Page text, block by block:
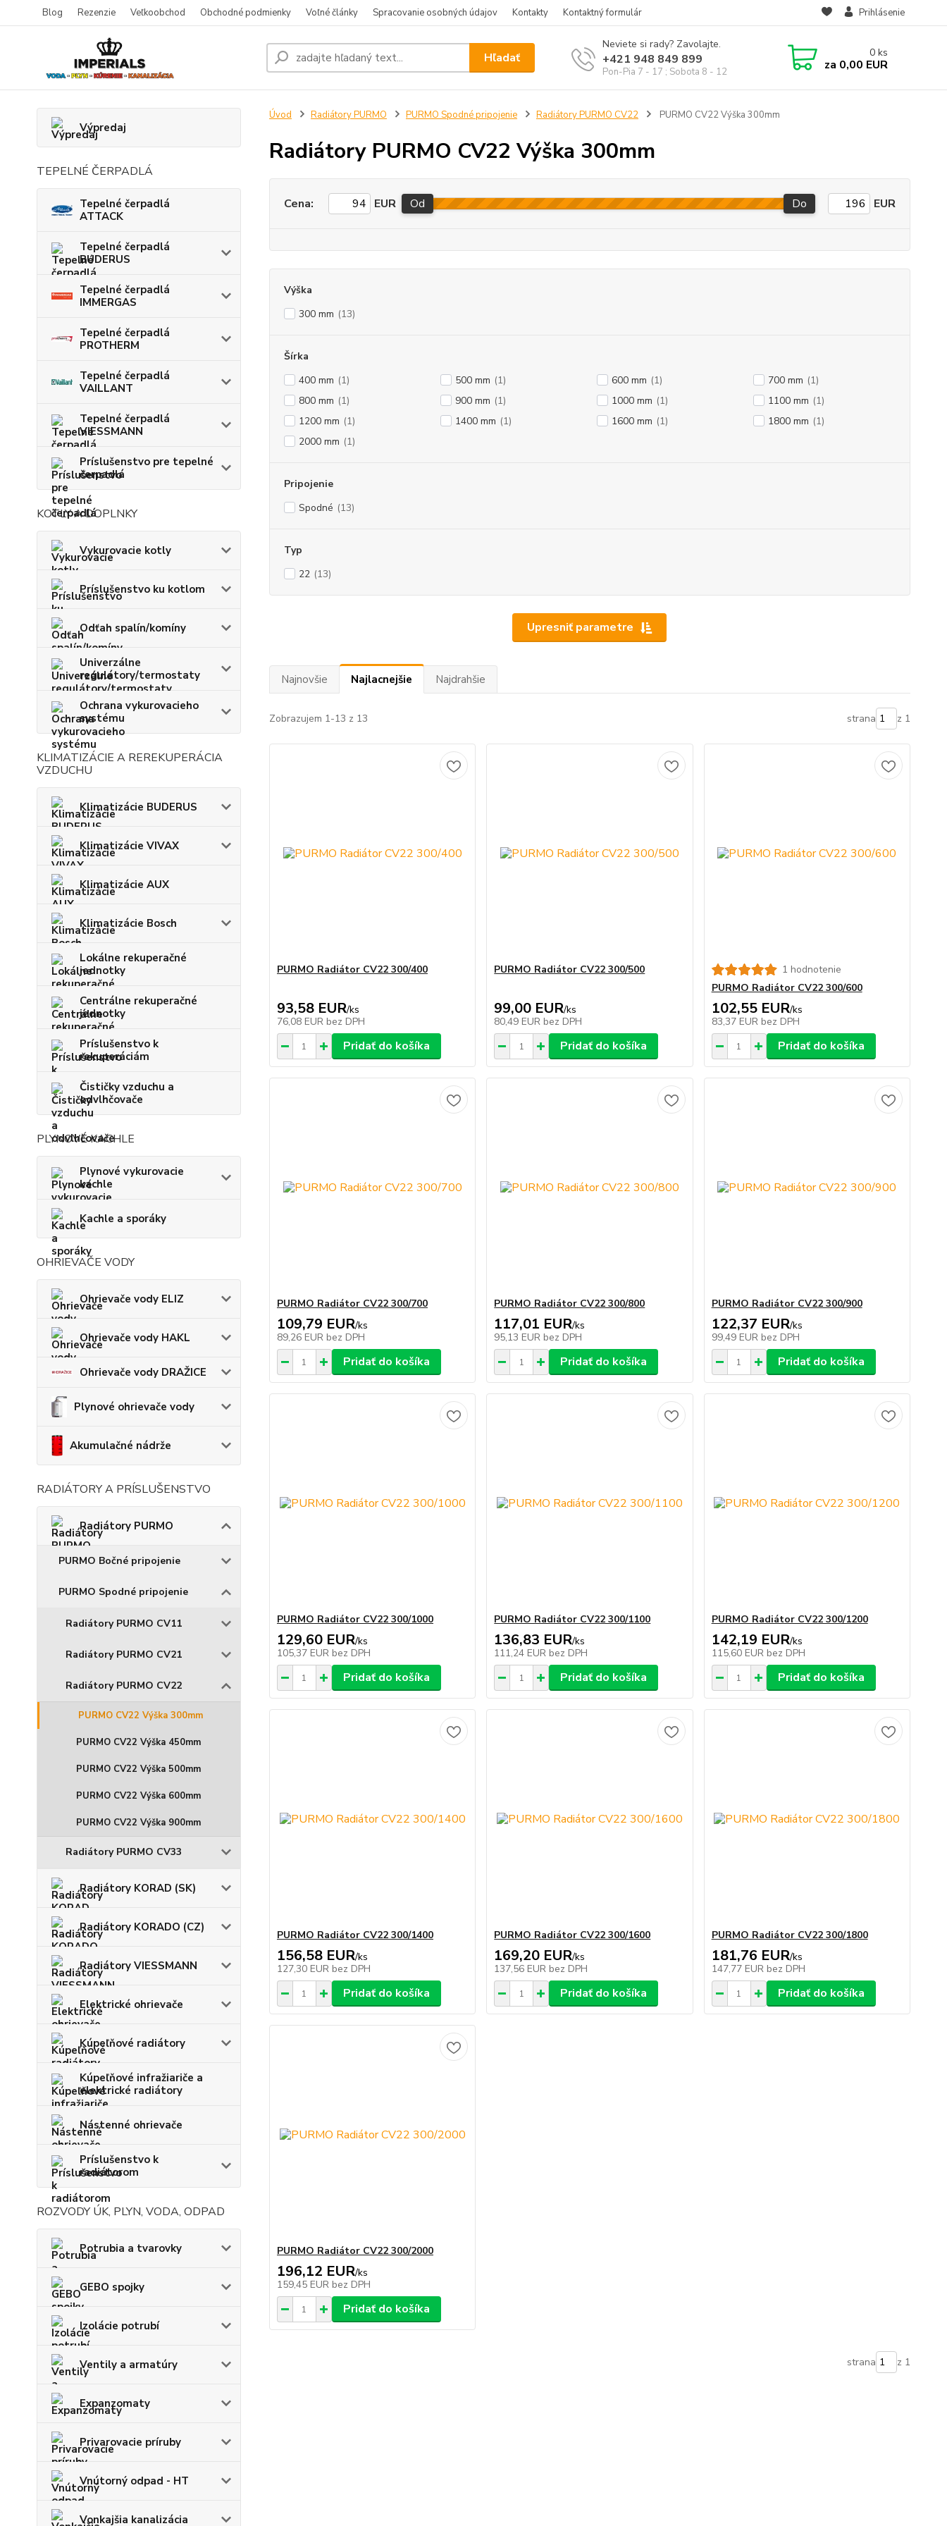
Blog Rezenzie Veľkoobchod Obchodné podmienky Voľné články Spracovanie osobných údajov Kontakty Kontaktný formulár Prihlásenie
Hľadať
Neviete si rady? Zavolajte.
+421 948 849 899
Pon-Pia 7 - 17 ; Sobota 8 - 12
0 ks
za 0,00 EUR
Výpredaj
TEPELNÉ ČERPADLÁ
Tepelné čerpadlá
ATTACK
Tepelné čerpadlá
BUDERUS
Tepelné čerpadlá
IMMERGAS
Tepelné čerpadlá
PROTHERM
Tepelné čerpadlá
VAILLANT
Tepelné čerpadlá
VIESSMANN
Príslušenstvo pre tepelné
čerpadlá
KOTLY A DOPLNKY
Vykurovacie kotly
Príslušenstvo ku kotlom
Odťah spalín/komíny
Univerzálne
regulátory/termostaty
Ochrana vykurovacieho
systému
KLIMATIZÁCIE A REREKUPERÁCIA
VZDUCHU
Klimatizácie BUDERUS
Klimatizácie VIVAX
Klimatizácie AUX
Klimatizácie Bosch
Lokálne rekuperačné
jednotky
Centrálne rekuperačné
jednotky
Príslušenstvo k
rekuperáciám
Čističky vzduchu a
odvlhčovače
PLYNOVÉ KACHLE
Plynové vykurovacie
kachle
Kachle a sporáky
OHRIEVAČE VODY
Ohrievače vody ELIZ
Ohrievače vody HAKL
Ohrievače vody DRAŽICE
Plynové ohrievače vody
Akumulačné nádrže
RADIÁTORY A PRÍSLUŠENSTVO
Radiátory PURMO
PURMO Bočné pripojenie
PURMO Spodné pripojenie
Radiátory PURMO CV11
Radiátory PURMO CV21
Radiátory PURMO CV22
PURMO CV22 Výška 300mm
PURMO CV22 Výška 450mm
PURMO CV22 Výška 500mm
PURMO CV22 Výška 600mm
PURMO CV22 Výška 900mm
Radiátory PURMO CV33
Radiátory KORAD (SK)
Radiátory KORADO (CZ)
Radiátory VIESSMANN
Elektrické ohrievače
Kúpeľňové radiátory
Kúpeľňové infražiariče a
elektrické radiátory
Nástenné ohrievače
Príslušenstvo k
radiátorom
ROZVODY ÚK, PLYN, VODA, ODPAD
Potrubia a tvarovky
GEBO spojky
Izolácie potrubí
Ventily a armatúry
Expanzomaty
Privarovacie príruby
Vnútorný odpad - HT
Vonkajšia kanalizácia
Úvod Radiátory PURMO PURMO Spodné pripojenie Radiátory PURMO CV22 PURMO CV22 Výška 300mm
Radiátory PURMO CV22 Výška 300mm
Upresniť parametre
Cena: EUR Od Do EUR
Výška
300 mm (13)
Šírka
400 mm (1) 500 mm (1) 600 mm (1) 700 mm (1)
800 mm (1) 900 mm (1) 1000 mm (1) 1100 mm (1)
1200 mm (1) 1400 mm (1) 1600 mm (1) 1800 mm (1)
2000 mm (1)
Pripojenie
Spodné (13)
Typ
22 (13)
Najnovšie Najlacnejšie Najdrahšie
Zobrazujem 1-13 z 13 strana z 1
PURMO Radiátor CV22 300/400
93,58 EUR/ks
76,08 EUR bez DPH
Pridať do košíka
PURMO Radiátor CV22 300/500
99,00 EUR/ks
80,49 EUR bez DPH
Pridať do košíka
1 hodnotenie
PURMO Radiátor CV22 300/600
102,55 EUR/ks
83,37 EUR bez DPH
Pridať do košíka
PURMO Radiátor CV22 300/700
109,79 EUR/ks
89,26 EUR bez DPH
Pridať do košíka
PURMO Radiátor CV22 300/800
117,01 EUR/ks
95,13 EUR bez DPH
Pridať do košíka
PURMO Radiátor CV22 300/900
122,37 EUR/ks
99,49 EUR bez DPH
Pridať do košíka
PURMO Radiátor CV22 300/1000
129,60 EUR/ks
105,37 EUR bez DPH
Pridať do košíka
PURMO Radiátor CV22 300/1100
136,83 EUR/ks
111,24 EUR bez DPH
Pridať do košíka
PURMO Radiátor CV22 300/1200
142,19 EUR/ks
115,60 EUR bez DPH
Pridať do košíka
PURMO Radiátor CV22 300/1400
156,58 EUR/ks
127,30 EUR bez DPH
Pridať do košíka
PURMO Radiátor CV22 300/1600
169,20 EUR/ks
137,56 EUR bez DPH
Pridať do košíka
PURMO Radiátor CV22 300/1800
181,76 EUR/ks
147,77 EUR bez DPH
Pridať do košíka
PURMO Radiátor CV22 300/2000
196,12 EUR/ks
159,45 EUR bez DPH
Pridať do košíka
strana z 1